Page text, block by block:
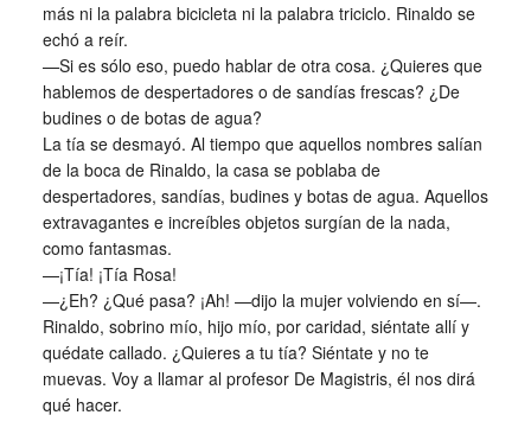
más ni la palabra bicicleta ni la palabra triciclo. Rinaldo se
echó a reír.
—Si es sólo eso, puedo hablar de otra cosa. ¿Quieres que
hablemos de despertadores o de sandías frescas? ¿De
budines o de botas de agua?
La tía se desmayó. Al tiempo que aquellos nombres salían
de la boca de Rinaldo, la casa se poblaba de
despertadores, sandías, budines y botas de agua. Aquellos
extravagantes e increíbles objetos surgían de la nada,
como fantasmas.
—¡Tía! ¡Tía Rosa!
—¿Eh? ¿Qué pasa? ¡Ah! —dijo la mujer volviendo en sí—.
Rinaldo, sobrino mío, hijo mío, por caridad, siéntate allí y
quédate callado. ¿Quieres a tu tía? Siéntate y no te
muevas. Voy a llamar al profesor De Magistris, él nos dirá
qué hacer.